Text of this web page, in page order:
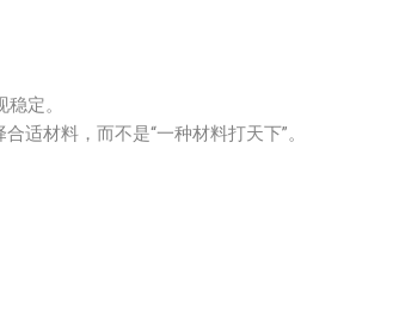
定。
适材料，而不是“一种材料打天下”。